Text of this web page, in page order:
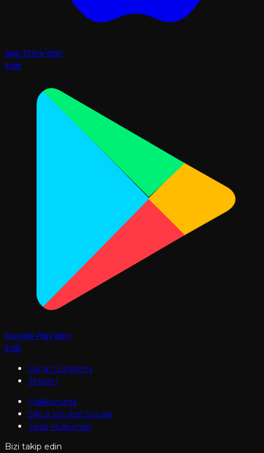
App Store'dan
İndir
Google Play'den
İndir
Sanat Gündemi
İletişim
Hakkımızda
Sıkça Sorulan Sorular
Yasal Hükümler
Bizi takip edin